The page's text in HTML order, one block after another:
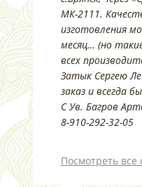
МК-2111.
изготовления
месяц… (но
всех
Затык Сергею
заказ и всегда
С Ув. Багров
8-910-292-32-05
Посмотреть все